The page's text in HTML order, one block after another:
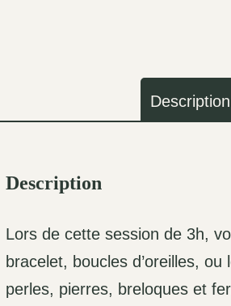
Description
Description
Lors de cette session de 3h,
bracelet, boucles d’oreilles,
perles, pierres, breloques et